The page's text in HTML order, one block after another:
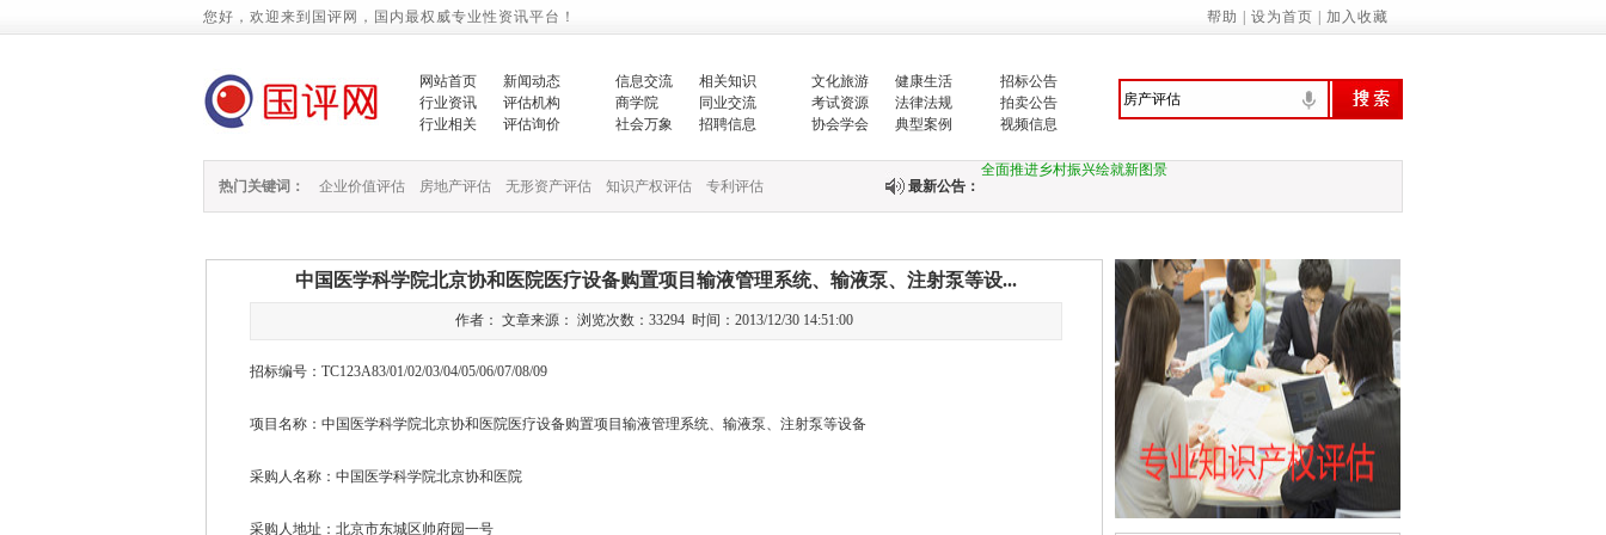
您好，欢迎来到国评网，国内最权威专业性资讯平台！ 帮助 设为首页 加入收藏
网站首页
新闻动态
行业资讯
评估机构
行业相关
评估询价
信息交流
相关知识
商学院
同业交流
社会万象
招聘信息
文化旅游
健康生活
考试资源
法律法规
协会学会
典型案例
招标公告
拍卖公告
视频信息
热门关键词： 企业价值评估 房地产评估 无形资产评估 知识产权评估 专利评估 最新公告：
翟智：实干笃行、技管合一的城管人
关于印发《国家基本公共服务标准（2023年版）》的通知
关于完善政府诚信履约机制优化民营经济发展环境的通知
财政部新疆监管局：“三坚持”做深做实地方财政运行分…
国务院办公厅关于应急管理综合行政执法有关事项的通知
中共中央 国务院关于促进民营经济发展壮大的意见
中国医学科学院北京协和医院医疗设备购置项目输液管理系统、输液泵、注射泵等设...
作者： 文章来源： 浏览次数：33294 时间：2013/12/30 14:51:00
招标编号：TC123A83/01/02/03/04/05/06/07/08/09
项目名称：中国医学科学院北京协和医院医疗设备购置项目输液管理系统、输液泵、注射泵等设备
采购人名称：中国医学科学院北京协和医院
采购人地址：北京市东城区帅府园一号